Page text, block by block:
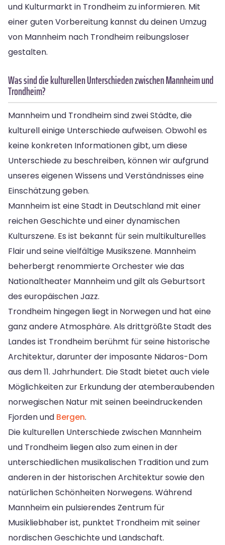
und Kulturmarkt in Trondheim zu informieren. Mit
einer guten Vorbereitung kannst du deinen Umzug
von Mannheim nach Trondheim reibungsloser
gestalten.
Was sind die kulturellen Unterschieden zwischen Mannheim und
Trondheim?
Mannheim und Trondheim sind zwei Städte, die
kulturell einige Unterschiede aufweisen. Obwohl es
keine konkreten Informationen gibt, um diese
Unterschiede zu beschreiben, können wir aufgrund
unseres eigenen Wissens und Verständnisses eine
Einschätzung geben.
Mannheim ist eine Stadt in Deutschland mit einer
reichen Geschichte und einer dynamischen
Kulturszene. Es ist bekannt für sein multikulturelles
Flair und seine vielfältige Musikszene. Mannheim
beherbergt renommierte Orchester wie das
Nationaltheater Mannheim und gilt als Geburtsort
des europäischen Jazz.
Trondheim hingegen liegt in Norwegen und hat eine
ganz andere Atmosphäre. Als drittgrößte Stadt des
Landes ist Trondheim berühmt für seine historische
Architektur, darunter der imposante Nidaros-Dom
aus dem 11. Jahrhundert. Die Stadt bietet auch viele
Möglichkeiten zur Erkundung der atemberaubenden
norwegischen Natur mit seinen beeindruckenden
Fjorden und Bergen.
Die kulturellen Unterschiede zwischen Mannheim
und Trondheim liegen also zum einen in der
unterschiedlichen musikalischen Tradition und zum
anderen in der historischen Architektur sowie den
natürlichen Schönheiten Norwegens. Während
Mannheim ein pulsierendes Zentrum für
Musikliebhaber ist, punktet Trondheim mit seiner
nordischen Geschichte und Landschaft.